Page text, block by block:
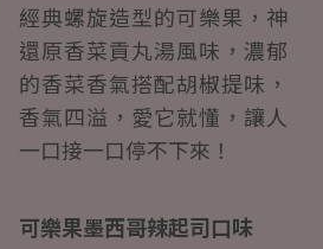
經典螺旋造型的可樂果，神
還原香菜貢丸湯風味，濃郁
的香菜香氣搭配胡椒提味，
香氣四溢，愛它就懂，讓人
一口接一口停不下來！
可樂果墨西哥辣起司口味